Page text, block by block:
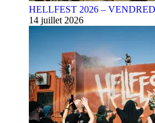
HELLFEST 2026 –
14 juillet 2026